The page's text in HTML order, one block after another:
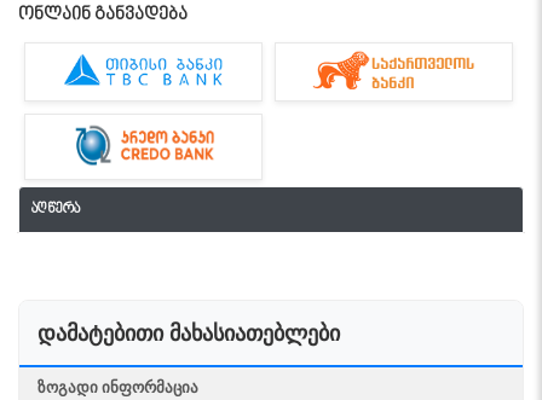
ონლაინ განვადება
აღწერა
დამატებითი მახასიათებლები
ᲖᲝᲒᲐᲓᲘ ᲘᲜᲤᲝᲠᲛᲐᲪᲘᲐ